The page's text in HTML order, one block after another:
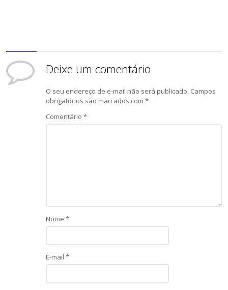
Deixe um comentário
O seu endereço de e-mail não será publicado. Campos
obrigatórios são marcados com*
Comentário*
Nome*
E-mail*